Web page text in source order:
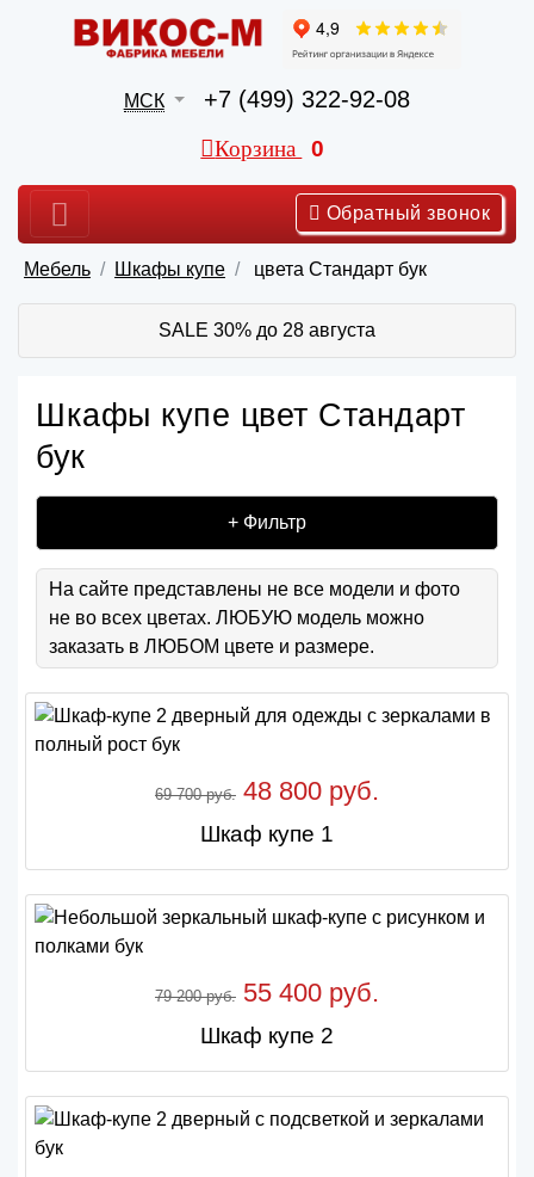
МСК +7 (499) 322-92-08
Корзина 0
Обратный звонок
Мебель Шкафы купе цвета Стандарт бук
SALE 30% до 28 августа
Шкафы купе цвет Стандарт
бук
+ Фильтр
На сайте представлены не все модели и фото
не во всех цветах. ЛЮБУЮ модель можно
заказать в ЛЮБОМ цвете и размере.
69 700 руб. 48 800 руб.
Шкаф купе 1
79 200 руб. 55 400 руб.
Шкаф купе 2